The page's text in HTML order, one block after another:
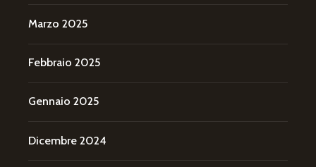
Marzo 2025
Febbraio 2025
Gennaio 2025
Dicembre 2024